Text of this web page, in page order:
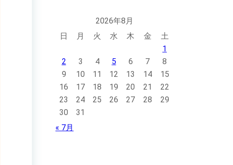
2026年8月
日
月 火 水 木 金
土
1
2
3 4 5 6 7
8
9
10 11 12 13 14
15
16
17 18 19 20 21
22
23
24 25 26 27 28
29
30
31
« 7月